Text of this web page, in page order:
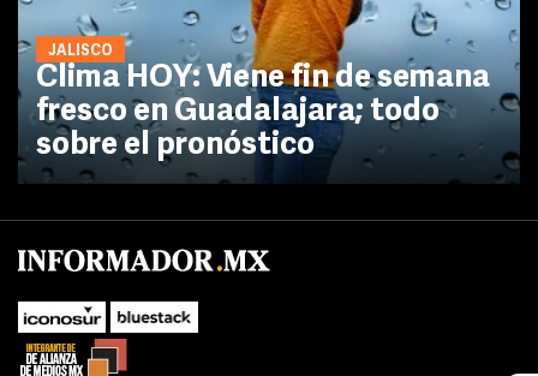
JALISCO
Clima HOY: Viene fin de semana
fresco en Guadalajara; todo
sobre el pronóstico